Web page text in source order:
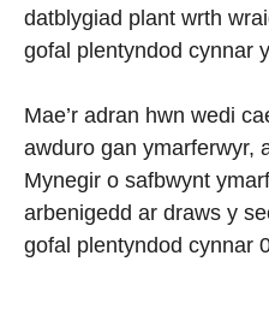
datblygiad plant wrth
gofal plentyndod cynnar
Mae’r adran hwn wedi
awduro gan ymarferwyr,
Mynegir o safbwynt
arbenigedd ar draws y
gofal plentyndod cynnar